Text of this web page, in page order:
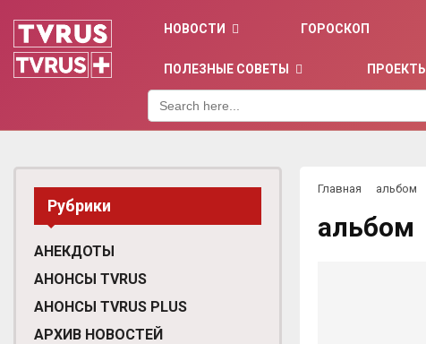
НОВОСТИ ГОРОСКОП
ПОЛЕЗНЫЕ СОВЕТЫ ПРОЕКТЫ
Search
for:
Главная альбом
альбом
Рубрики
АНЕКДОТЫ
АНОНСЫ TVRUS
АНОНСЫ TVRUS PLUS
АРХИВ НОВОСТЕЙ